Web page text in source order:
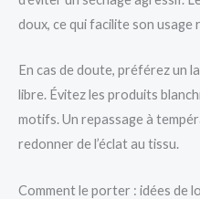
doux, ce qui facilite son usage
En cas de doute, préférez un
libre. Évitez les produits
motifs. Un repassage à
redonner de l’éclat au tissu.
Comment le porter : idées de